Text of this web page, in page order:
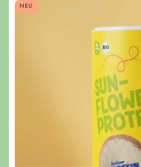
NEU